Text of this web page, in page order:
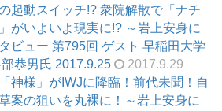
起動スイッチ!? 衆院解散で「ナチ
がいよいよ現実に!? ～岩上安身に
ビュー 第795回 ゲスト 早稲田大学
恭男氏 2017.9.25
2017.9.29
神様」がIWJに降臨！前代未聞！自
案の狙いを丸裸に！～岩上安身に